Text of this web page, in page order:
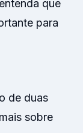
que
para
de duas
sobre